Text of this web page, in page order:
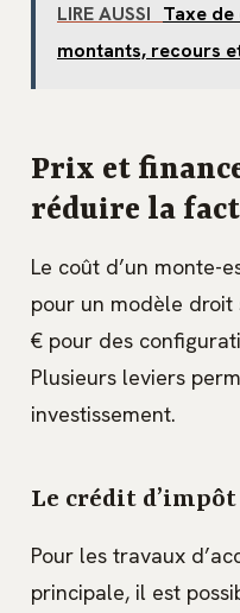
LIRE AUSSI Taxe
montants, recours
Prix et
réduire la
Le coût d’un monte-
pour un modèle
€ pour des
Plusieurs leviers
investissement.
Le crédit
Pour les travaux
principale, il est